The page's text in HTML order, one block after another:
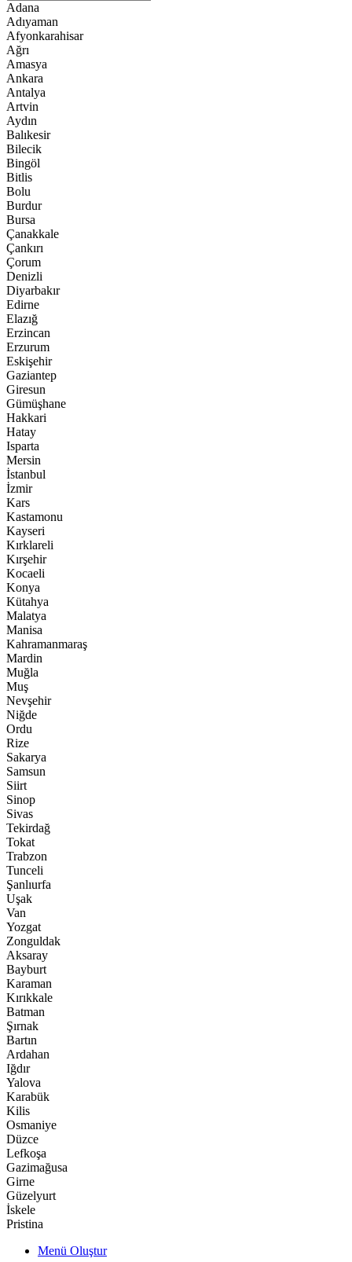
Adana
Adıyaman
Afyonkarahisar
Ağrı
Amasya
Ankara
Antalya
Artvin
Aydın
Balıkesir
Bilecik
Bingöl
Bitlis
Bolu
Burdur
Bursa
Çanakkale
Çankırı
Çorum
Denizli
Diyarbakır
Edirne
Elazığ
Erzincan
Erzurum
Eskişehir
Gaziantep
Giresun
Gümüşhane
Hakkari
Hatay
Isparta
Mersin
İstanbul
İzmir
Kars
Kastamonu
Kayseri
Kırklareli
Kırşehir
Kocaeli
Konya
Kütahya
Malatya
Manisa
Kahramanmaraş
Mardin
Muğla
Muş
Nevşehir
Niğde
Ordu
Rize
Sakarya
Samsun
Siirt
Sinop
Sivas
Tekirdağ
Tokat
Trabzon
Tunceli
Şanlıurfa
Uşak
Van
Yozgat
Zonguldak
Aksaray
Bayburt
Karaman
Kırıkkale
Batman
Şırnak
Bartın
Ardahan
Iğdır
Yalova
Karabük
Kilis
Osmaniye
Düzce
Lefkoşa
Gazimağusa
Girne
Güzelyurt
İskele
Pristina
Menü Oluştur